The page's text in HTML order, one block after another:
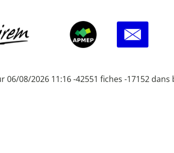
06/08/2026 11:16 -42551 fiches -17152